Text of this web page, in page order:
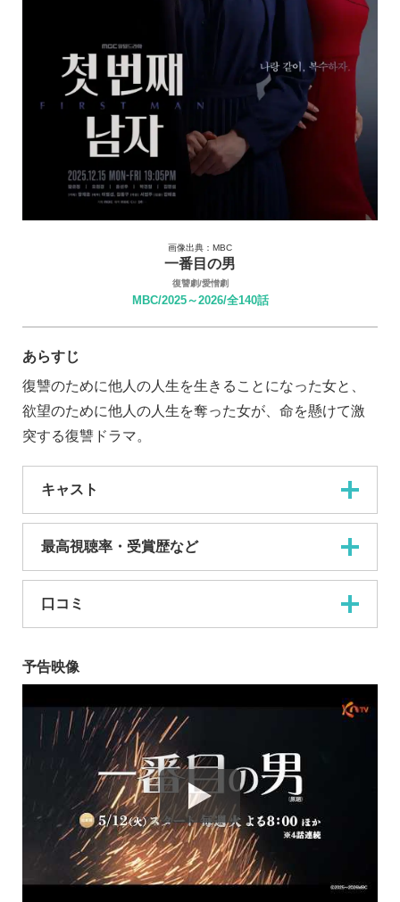
画像出典：MBC
一番目の男
復讐劇/愛憎劇
MBC/2025～2026/全140話
あらすじ
復讐のために他人の人生を生きることになった女と、
欲望のために他人の人生を奪った女が、命を懸けて激
突する復讐ドラマ。
キャスト
最高視聴率・受賞歴など
口コミ
予告映像